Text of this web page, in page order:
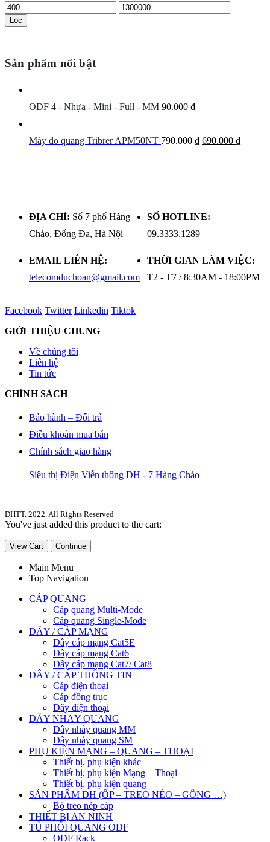
Giá
tối
thiểu
Giá
tối
Lọc
Sản phẩm nổi bật
ODF 4 - Nhựa - Mini - Full - MM 90.000 ₫
Máy đo quang Tribrer APM50NT 790.000₫ Giá
690.000 ₫Giá
ĐỊA CHỈ: Số 7 phố Hàng
Cháo, Đống Đa, Hà Nội
SỐ HOTLINE:
09.3333.1289
EMAIL LIÊN HỆ:
telecomduchoan@gmail.com
THỜI GIAN LÀM VIỆC:
T2 - T7 / 8:30AM - 18:00PM
Facebook Twitter Linkedin Tiktok
GIỚI THIỆU CHUNG
Về chúng tôi
Liên hệ
Tin tức
CHÍNH SÁCH
Bảo hành – Đổi trả
Điều khoản mua bán
Chính sách giao hàng
Siêu thị Điện Viễn thông DH - 7 Hàng Cháo
DHTT. 2022. All Rights Reserved
You've just added this product to the cart:
View Cart Continue
Main Menu
Top Navigation
CÁP QUANG
Cáp quang Multi-Mode
Cáp quang Single-Mode
DÂY / CÁP MẠNG
Dây cáp mạng Cat5E
Dây cáp mạng Cat6
Dây cáp mạng Cat7/ Cat8
DÂY / CÁP THÔNG TIN
Cáp điện thoại
Cáp đồng trục
Dây điện thoại
DÂY NHẢY QUANG
Dây nhảy quang MM
Dây nhảy quang SM
PHỤ KIỆN MẠNG – QUANG – THOẠI
Thiết bị, phụ kiện khác
Thiết bị, phụ kiện Mạng – Thoại
Thiết bị, phụ kiện quang
SẢN PHẨM DH (ỐP – TREO NÉO – GÔNG …)
Bộ treo nép cáp
THIẾT BỊ AN NINH
TỦ PHỐI QUANG ODF
ODF Rack